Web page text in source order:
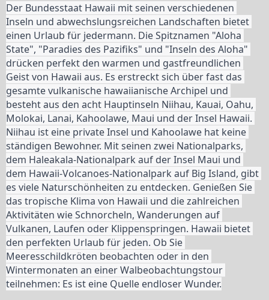
Der Bundesstaat Hawaii mit seinen verschiedenen
Inseln und abwechslungsreichen Landschaften bietet
einen Urlaub für jedermann. Die Spitznamen "Aloha
State", "Paradies des Pazifiks" und "Inseln des Aloha"
drücken perfekt den warmen und gastfreundlichen
Geist von Hawaii aus. Es erstreckt sich über fast das
gesamte vulkanische hawaiianische Archipel und
besteht aus den acht Hauptinseln Niihau, Kauai, Oahu,
Molokai, Lanai, Kahoolawe, Maui und der Insel Hawaii.
Niihau ist eine private Insel und Kahoolawe hat keine
ständigen Bewohner. Mit seinen zwei Nationalparks,
dem Haleakala-Nationalpark auf der Insel Maui und
dem Hawaii-Volcanoes-Nationalpark auf Big Island, gibt
es viele Naturschönheiten zu entdecken. Genießen Sie
das tropische Klima von Hawaii und die zahlreichen
Aktivitäten wie Schnorcheln, Wanderungen auf
Vulkanen, Laufen oder Klippenspringen. Hawaii bietet
den perfekten Urlaub für jeden. Ob Sie
Meeresschildkröten beobachten oder in den
Wintermonaten an einer Walbeobachtungstour
teilnehmen: Es ist eine Quelle endloser Wunder.